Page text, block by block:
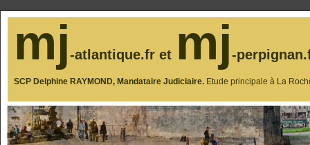
mj-atlantique.fr et mj-
SCP Delphine RAYMOND, Mandataire Judiciaire. Etude principale à La